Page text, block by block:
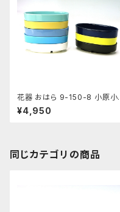
花器 おはら 9-150-8 小原小
判 黒マット 花瓶 フラワーベー
水盤
¥4,950
同じカテゴリの商品